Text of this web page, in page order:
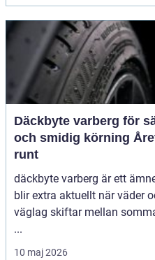
Däckbyte varberg för
och smidig körning
runt
däckbyte varberg är ett
blir extra aktuellt när väder
väglag skiftar mellan
...
10 maj 2026